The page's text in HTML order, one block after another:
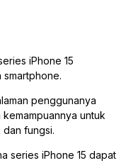
iPhone 15
penggunanya
untuk
dan fungsi.
series iPhone 15 dapat